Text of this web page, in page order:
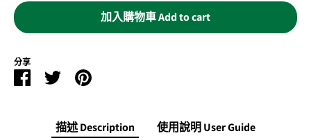
加入購物車 Add to cart
分享
FacebookTwitterPinterest
描述 Description
使用說明 User Guide